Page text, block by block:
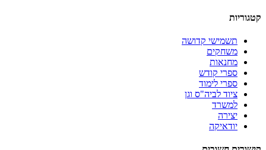
קטגוריות
תשמישי קדושה
משחקים
מחנאות
ספרי קודש
ספרי לימוד
ציוד לביה"ס וגן
למשרד
יצירה
יודאיקה